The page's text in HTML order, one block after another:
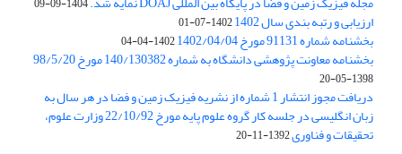
ارزیابی و رتبه بندی سال 1402 1402-07-01
بخشنامه شماره 91131 مورخ 1402/04/04 1402-04-04
بخشنامه معاونت پژوهشی دانشگاه به شماره 140/130382 مورخ 98/5/20
1398-05-20
دریافت مجوز انتشار 1 شماره از نشریه فیزیک زمین و فضا در هر سال به
زبان انگلیسی در جلسه کار گروه علوم پایه مورخ 22/10/92 وزارت علوم،
تحقیقات و فناوری1392-11-20